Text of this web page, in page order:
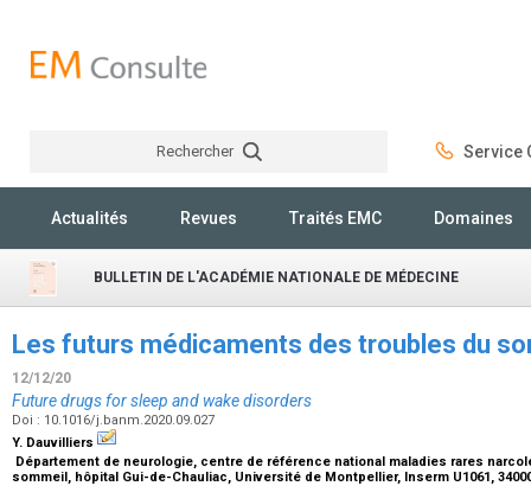
Rechercher Service
Actualités Revues Traités EMC Domaines
BULLETIN DE L'ACADÉMIE NATIONALE DE MÉDECINE
Les futurs médicaments des troubles du
12/12/20
Future drugs for sleep and wake disorders
Doi : 10.1016/j.banm.2020.09.027
Y. Dauvilliers
Département de neurologie, centre de référence national maladies rares
sommeil, hôpital Gui-de-Chauliac, Université de Montpellier, Inserm U1061,